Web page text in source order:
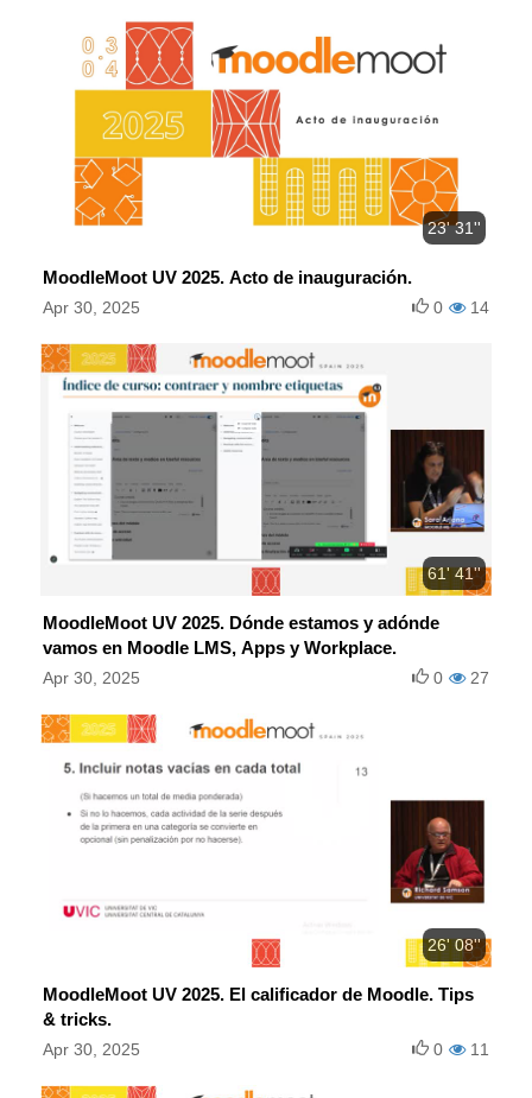
23' 31''
MoodleMoot UV 2025. Acto de inauguración.
Apr 30, 2025 14
0
61' 41''
MoodleMoot UV 2025. Dónde estamos y adónde
vamos en Moodle LMS, Apps y Workplace.
Apr 30, 2025 27
0
26' 08''
MoodleMoot UV 2025. El calificador de Moodle. Tips
& tricks.
Apr 30, 2025 11
0